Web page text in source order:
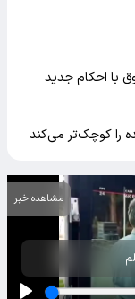
با احکام جدید
را کوچک‌تر می‌کند
مشاهده خبر